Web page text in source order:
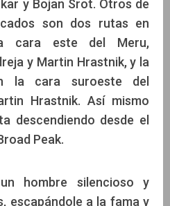
y Bojan Srot. Otros de
son dos rutas en
cara este del Meru,
y Martin Hrastnik, y la
la cara suroeste del
Hrastnik. Así mismo
descendiendo desde el
Peak.
hombre silencioso y
escapándole a la fama y